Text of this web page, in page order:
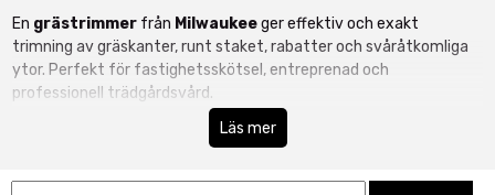
En grästrimmer från Milwaukeeger effektiv och exakt
trimning av gräskanter, runt staket, rabatter och svåråtkomliga
ytor. Perfekt för fastighetsskötsel, entreprenad och
professionell trädgårdsvård.
Milwaukee M18™ batteridrivna grästrimmers kombinerar hög
prestanda, sladdlös frihet och låg ljudnivå. Du får kraft nog att
Läs mer